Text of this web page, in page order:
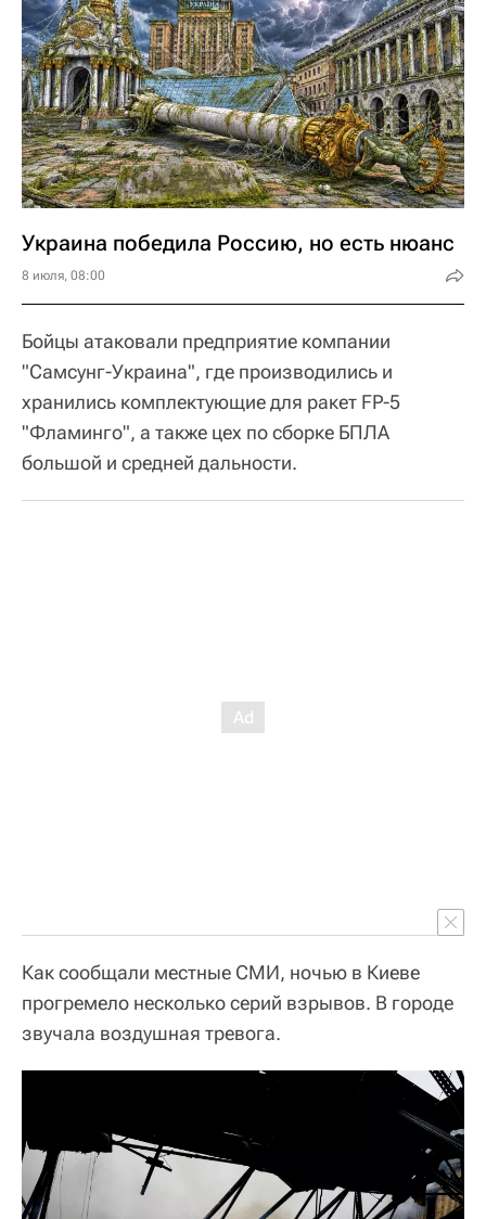
Украина победила Россию, но есть нюанс
8 июля, 08:00
Бойцы атаковали предприятие компании
"Самсунг-Украина", где производились и
хранились комплектующие для ракет FP-5
"Фламинго", а также цех по сборке БПЛА
большой и средней дальности.
Как сообщали местные СМИ, ночью в Киеве
прогремело несколько серий взрывов. В городе
звучала воздушная тревога.